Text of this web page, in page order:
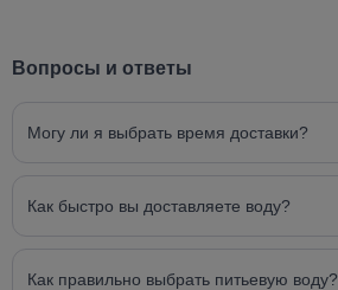
Вопросы и ответы
Могу ли я выбрать время доставки?
Как быстро вы доставляете воду?
Как правильно выбрать питьевую воду?